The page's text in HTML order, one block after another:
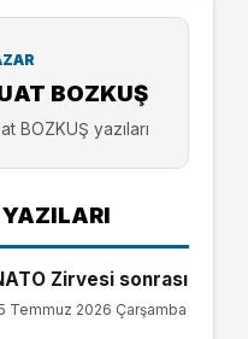
BOZKUŞ
BOZKUŞ yazıları
Zirvesi sonrası
Temmuz 2026 Çarşamba